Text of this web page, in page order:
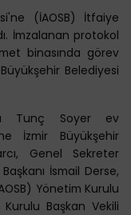
(İAOSB) İtfaiye
İmzalanan protokol
binasında görev
Belediyesi
Tunç Soyer ev
İzmir Büyükşehir
Genel Sekreter
İsmail Derse,
Yönetim Kurulu
Başkan Vekili